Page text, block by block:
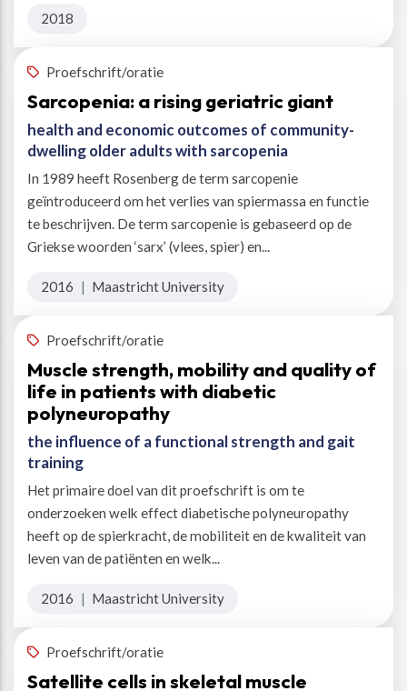
2018
Proefschrift/oratie
Sarcopenia: a rising geriatric giant
health and economic outcomes of community-
dwelling older adults with sarcopenia
In 1989 heeft Rosenberg de term sarcopenie
geïntroduceerd om het verlies van spiermassa en functie
te beschrijven. De term sarcopenie is gebaseerd op de
Griekse woorden ‘sarx’ (vlees, spier) en...
2016 | Maastricht University
Proefschrift/oratie
Muscle strength, mobility and quality of
life in patients with diabetic
polyneuropathy
the influence of a functional strength and gait
training
Het primaire doel van dit proefschrift is om te
onderzoeken welk effect diabetische polyneuropathy
heeft op de spierkracht, de mobiliteit en de kwaliteit van
leven van de patiënten en welk...
2016 | Maastricht University
Proefschrift/oratie
Satellite cells in skeletal muscle